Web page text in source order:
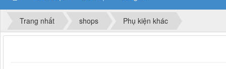
Trang nhất shops Phụ kiện khác